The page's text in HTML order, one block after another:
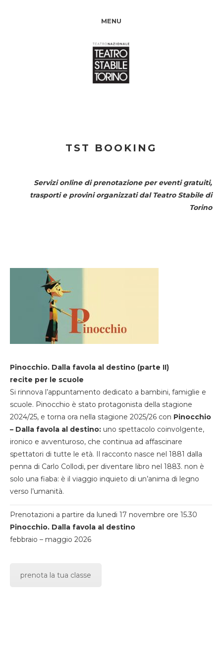
MENU
TST BOOKING
Servizi online di prenotazione per eventi gratuiti,
trasporti e provini organizzati dal Teatro Stabile di
Torino
Pinocchio. Dalla favola al destino (parte II)
recite per le scuole
Si rinnova l’appuntamento dedicato a bambini, famiglie e
scuole. Pinocchio è stato protagonista della stagione
2024/25, e torna ora nella stagione 2025/26 con Pinocchio
– Dalla favola al destino: uno spettacolo coinvolgente,
ironico e avventuroso, che continua ad affascinare
spettatori di tutte le età. Il racconto nasce nel 1881 dalla
penna di Carlo Collodi, per diventare libro nel 1883. non è
solo una fiaba: è il viaggio inquieto di un’anima di legno
verso l’umanità.
Prenotazioni a partire da lunedi 17 novembre ore 15.30
Pinocchio. Dalla favola al destino
febbraio – maggio 2026
prenota la tua classe